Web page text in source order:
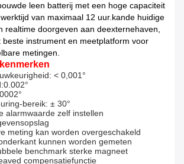
leen batterij met een hoge capaciteit
van maximaal 12 uur.kande huidige
realtime doorgeven aan deexternehaven,
beste instrument en meetplatform voor
metingen.
< 0,001°
bereik: ± 30°
alarmwaarde zelf instellen
meting kan worden overgeschakeld
kunnen worden gemeten
benchmark sterke magneet
compensatiefunctie